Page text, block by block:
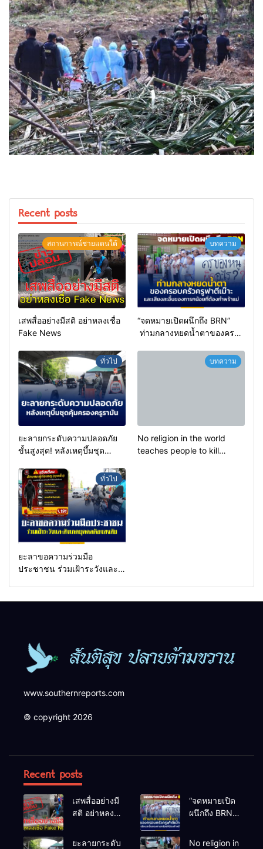
Recent posts
สถานการณ์ชายแดนใต้
เสพสื่ออย่างมีสติ อย่าหลงเชื่อ
Fake News
บทความ
“จดหมายเปิดผนึกถึง BRN”
ท่ามกลางหยดน้ำตาของครอบ
สะอื้นของทารกน้อยที่ต้อง
ทั่วไป
ยะลายกระดับความปลอดภัย
ขั้นสูงสุด! หลังเหตุบึ้มชุด
กรองเตือนเฝ้าระวังแกนนำสั่ง
การขยายผลโจมตี
บทความ
No religion in the world
teaches people to kill
ทั่วไป
ยะลาขอความร่วมมือ
ประชาชน ร่วมเฝ้าระวังและ
www.southernreports.com
© copyright 2026
Recent posts
เสพสื่ออย่างมี
สติ อย่าหลง
“จดหมายเปิด
ผนึกถึง BRN”
หยดน้ำตาของ
ยะลายกระดับ No religion in